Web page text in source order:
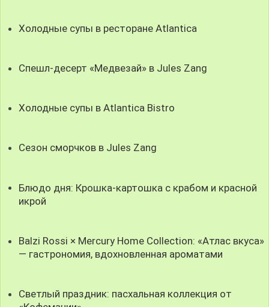
Холодные супы в ресторане Atlantica
Спешл-десерт «Медвезай» в Jules Zang
Холодные супы в Atlantica Bistro
Сезон сморчков в Jules Zang
Блюдо дня: Крошка-картошка с крабом и красной
икрой
Balzi Rossi × Mercury Home Collection: «Атлас вкуса»
— гастрономия, вдохновленная ароматами
Светлый праздник: пасхальная коллекция от